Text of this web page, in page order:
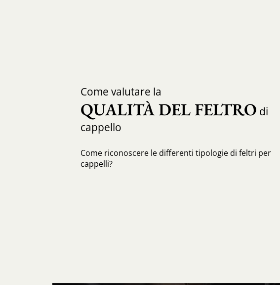
Come valutare la
QUALITÀ DEL FELTRO di
cappello
Come riconoscere le differenti tipologie di feltri per
cappelli?